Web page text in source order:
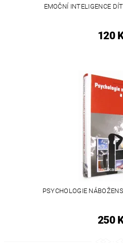
EMOČNÍ INTELIGENCE
120
PSYCHOLOGIE
250